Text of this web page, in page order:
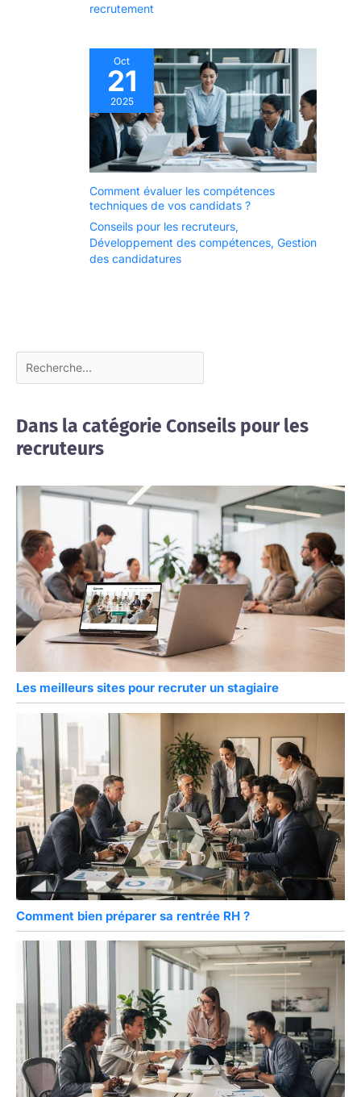
recrutement
Oct
21
2025
Comment évaluer les compétences
techniques de vos candidats ?
Conseils pour les recruteurs,
Développement des compétences, Gestion
des candidatures
Dans la catégorie Conseils pour les
recruteurs
Les meilleurs sites pour recruter un stagiaire
Comment bien préparer sa rentrée RH ?